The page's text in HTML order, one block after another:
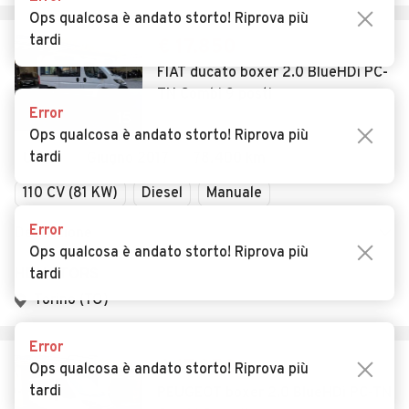
FIAT ducato boxer 2.0 BlueHDi PC-
Usato
110 CV (81 KW)
Diesel Manuale
Descrizione
HDMOTORS
Torino (TO)
€ 17.850
Ops qualcosa è andato storto! Riprova più
tardi
Error
Ops qualcosa è andato storto! Riprova più
tardi
Error
Ops qualcosa è andato storto! Riprova più
tardi
Error
Ops qualcosa è andato storto! Riprova più
tardi